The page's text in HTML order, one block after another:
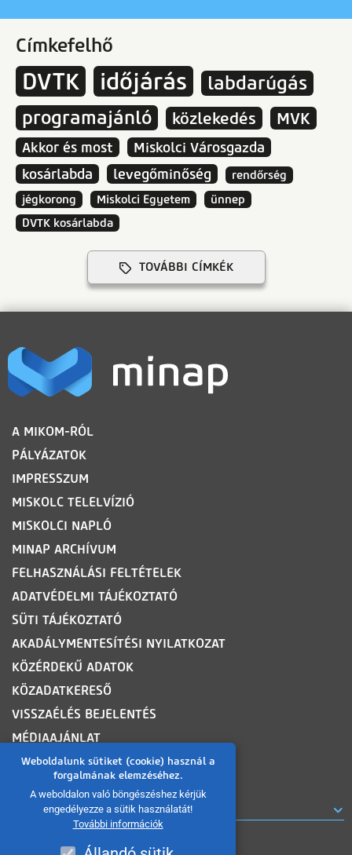
Weboldalunk sütiket (cookie) használ a
forgalmának elemzéséhez.
A weboldalon való böngészéshez kérjük
engedélyezze a sütik használatát!
További információk
Címkefelhő
DVTK időjárás
labdarúgás
programajánló
közlekedés MVK
Akkor és most
Miskolci Városgazda
kosárlabda
levegőminőség
rendőrség
jégkorong
Miskolci Egyetem
ünnep
DVTK kosárlabda
TOVÁBBI CÍMKÉK
LÁBLÉC
A MIKOM-RÓL
PÁLYÁZATOK
IMPRESSZUM
MISKOLC TELELVÍZIÓ
MISKOLCI NAPLÓ
MINAP ARCHÍVUM
FELHASZNÁLÁSI FELTÉTELEK
ADATVÉDELMI TÁJÉKOZTATÓ
SÜTI TÁJÉKOZTATÓ
AKADÁLYMENTESÍTÉSI NYILATKOZAT
KÖZÉRDEKŰ ADATOK
KÖZADATKERESŐ
VISSZAÉLÉS BEJELENTÉS
MÉDIAAJÁNLAT
OLDALTÉRKÉP
ROVATOK